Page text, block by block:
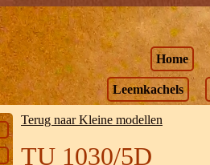
Home
Leemkachels
Terug naar Kleine modellen
TU 1030/5D